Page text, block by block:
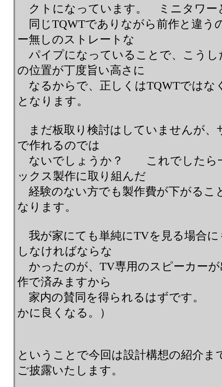
クトになっています。 ミニタワー
同じTQWTでありながら前作と違う
ー無しのストレートな
パイプになっていることで、こうし
の位置が丁度旨い高さに
なるからで、正しくはTQWTではな
となります。
まだ板取り検討はしていませんが、
で作れるのでは
ないでしょうか？ これでしたら
ックス製作に取り組んだ
経験のない方でも製作費が下がるこ
なります。
我が家にても単純にTVを見る場合
しなければならな
かったのが、TV専用のスピーカー
作で済みますから
家内の賛同を得られるはずです。
かに良くなる。）
ということで今回は設計構想の紹介ま
ご披露いたします。